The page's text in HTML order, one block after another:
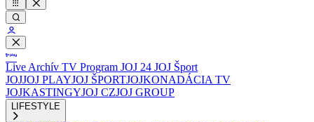
Live Archív TV Program JOJ 24 JOJ Šport
JOJJOJ PLAYJOJ ŠPORTJOJKONADÁCIA TV
JOJKASTINGYJOJ CZJOJ GROUP
LIFESTYLE